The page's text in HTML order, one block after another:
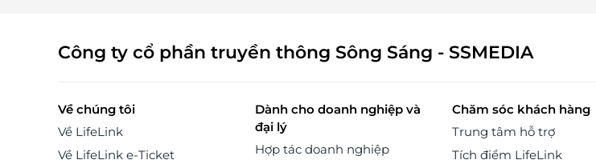
Công ty cổ phần truyền thông Sông Sáng - SSMEDIA
Về chúng tôi
Về LifeLink
Về LifeLink e-Ticket
Dành cho doanh nghiệp và
đại lý
Hợp tác doanh nghiệp
Chăm sóc khách hàng
Trung tâm hỗ trợ
Tích điểm LifeLink